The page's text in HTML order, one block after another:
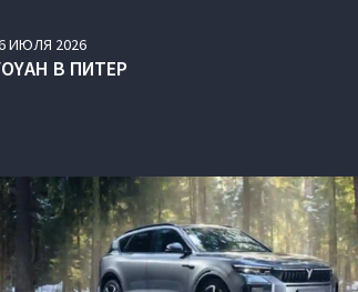
ИЮЛЯ 2026
В ПИТЕР